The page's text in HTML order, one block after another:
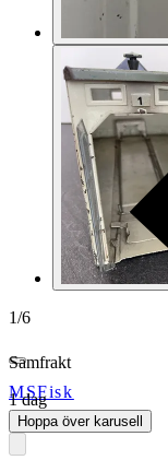
1/6
MSFisk
Samfrakt
1 dag
Hoppa över karusell